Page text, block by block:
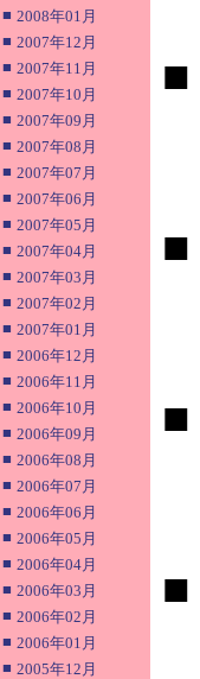
■ 2008年01月
■ 2007年12月
■ 2007年11月
■ 2007年10月
■ 2007年09月
■ 2007年08月
■ 2007年07月
■ 2007年06月
■ 2007年05月
■ 2007年04月
■ 2007年03月
■ 2007年02月
■ 2007年01月
■ 2006年12月
■ 2006年11月
■ 2006年10月
■ 2006年09月
■ 2006年08月
■ 2006年07月
■ 2006年06月
■ 2006年05月
■ 2006年04月
■ 2006年03月
■ 2006年02月
■ 2006年01月
■ 2005年12月
■
■